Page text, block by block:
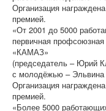
Организация
премией.
«От 2001 до 5000
первичная
«КАМАЗ»
(председатель – Юрий
с молодёжью – Эльвина
Организация
премией.
«Более 5000